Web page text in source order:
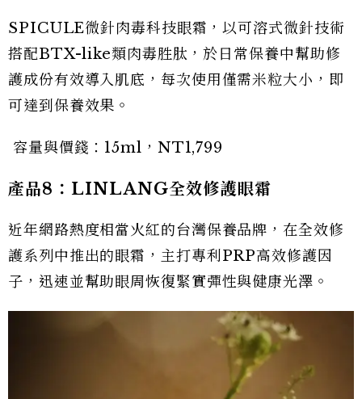
SPICULE微針肉毒科技眼霜，以可溶式微針技術
搭配BTX-like類肉毒胜肽，於日常保養中幫助修
護成份有效導入肌底，每次使用僅需米粒大小，即
可達到保養效果。
容量與價錢：15ml，NT1,799
產品8：LINLANG全效修護眼霜
近年網路熱度相當火紅的台灣保養品牌，在全效修
護系列中推出的眼霜，主打專利PRP高效修護因
子，迅速並幫助眼周恢復緊實彈性與健康光澤。